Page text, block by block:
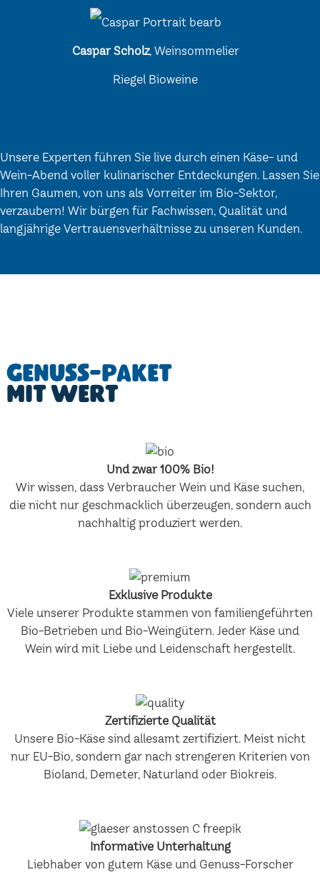
Caspar Scholz, Weinsommelier
Riegel Bioweine
Unsere Experten führen Sie live durch einen Käse- und
Wein-Abend voller kulinarischer Entdeckungen. Lassen Sie
Ihren Gaumen, von uns als Vorreiter im Bio-Sektor,
verzaubern! Wir bürgen für Fachwissen, Qualität und
langjährige Vertrauensverhältnisse zu unseren Kunden.
Genuss-Paket
mit Wert
Und zwar 100% Bio!
Wir wissen, dass Verbraucher Wein und Käse suchen,
die nicht nur geschmacklich überzeugen, sondern auch
nachhaltig produziert werden.
Exklusive Produkte
Viele unserer Produkte stammen von familiengeführten
Bio-Betrieben und Bio-Weingütern. Jeder Käse und
Wein wird mit Liebe und Leidenschaft hergestellt.
Zertifizierte Qualität
Unsere Bio-Käse sind allesamt zertifiziert. Meist nicht
nur EU-Bio, sondern gar nach strengeren Kriterien von
Bioland, Demeter, Naturland oder Biokreis.
Informative Unterhaltung
Liebhaber von gutem Käse und Genuss-Forscher